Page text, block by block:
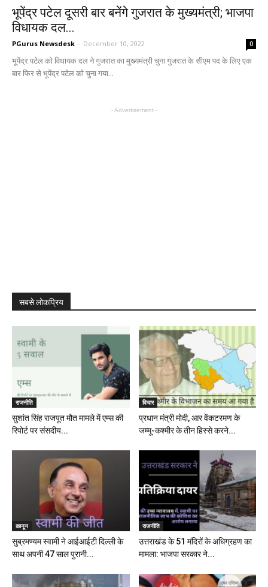
भूपेंद्र पटेल दूसरी बार बनेंगे गुजरात के मुख्यमंत्री; भाजपा
विधायक दल...
PGurus Newsdesk - December 10, 2022 0
भूपेंद्र पटेल को विधायक दल ने गुजरात का मुख्यमंत्री चुना गुजरात के सीएम पद के लिए एक
बार फिर से भूपेंद्र पटेल को चुना गया...
- Advertisement -
सबसे लोकप्रिय
राजनीति
सुशांत सिंह राजपूत मौत मामले में एम्स की
रिपोर्ट पर संसदीय...
विचार
प्रधान मंत्री मोदी, आर वेंकटरमण के
जम्मू-कश्मीर के तीन हिस्से करने...
कानून
सुब्रमण्यम स्वामी ने आईआईटी दिल्ली के
साथ अपनी 47 साल पुरानी...
राजनीति
उत्तराखंड के 51 मंदिरों के अधिग्रहण का
मामला: भाजपा सरकार ने...